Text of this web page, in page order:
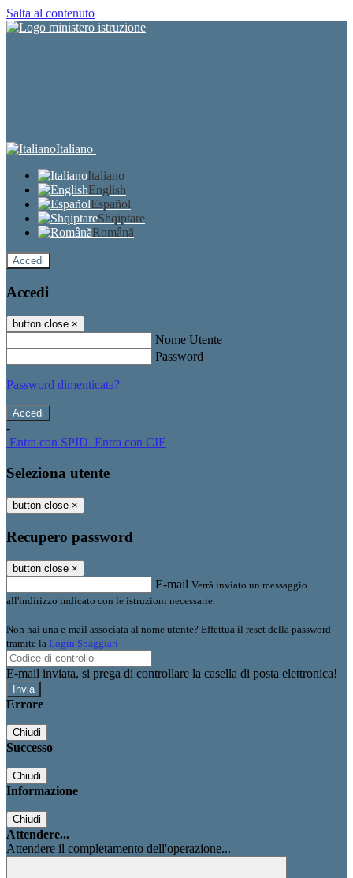
Salta al contenuto
Italiano
Italiano
English
Español
Shqiptare
Română
Accedi
Accedi
button close ×
Nome Utente
Password
Password dimenticata?
-
Entra con SPID Entra con CIE
Seleziona utente
button close ×
Recupero password
button close ×
E-mail Verrà inviato un messaggio
all'indirizzo indicato con le istruzioni necessarie.
Non hai una e-mail associata al nome utente? Effettua il reset della password
tramite la Login Spaggiari
E-mail inviata, si prega di controllare la casella di posta elettronica!
Errore
Chiudi
Successo
Chiudi
Informazione
Chiudi
Attendere...
Attendere il completamento dell'operazione...